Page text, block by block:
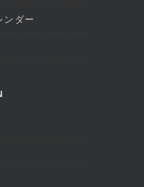
ンダー